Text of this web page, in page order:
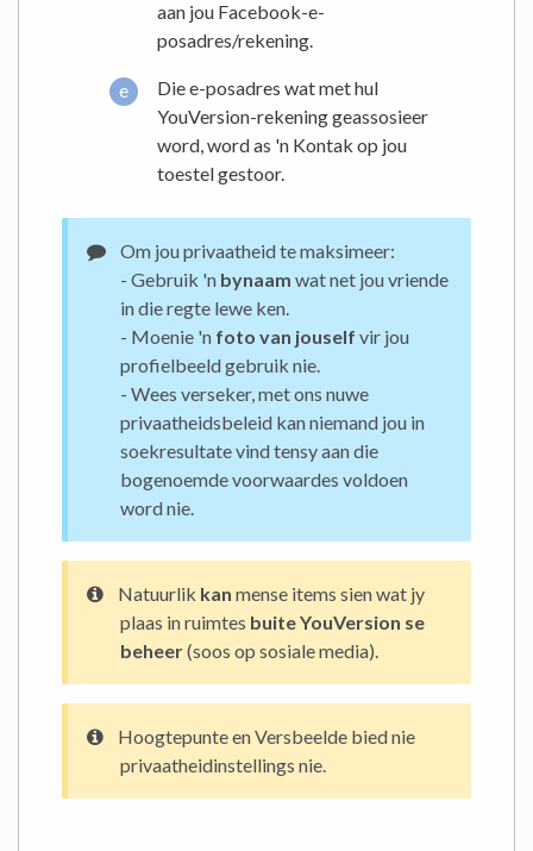
aan jou Facebook-e-
posadres/rekening.
Die e-posadres wat met hul
YouVersion-rekening geassosieer
word, word as 'n Kontak op jou
toestel gestoor.
Om jou privaatheid te maksimeer:
- Gebruik 'n bynaam wat net jou vriende
in die regte lewe ken.
- Moenie 'n foto van jouself vir jou
profielbeeld gebruik nie.
- Wees verseker, met ons nuwe
privaatheidsbeleid kan niemand jou in
soekresultate vind tensy aan die
bogenoemde voorwaardes voldoen
word nie.
Natuurlik kan mense items sien wat jy
plaas in ruimtes buite YouVersion se
beheer(soos op sosiale media).
Hoogtepunte en Versbeelde bied nie
privaatheidinstellings nie.